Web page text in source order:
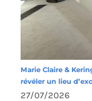
Marie Claire &
révéler un lieu
27/07/2026